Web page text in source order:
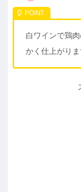
白ワインで鶏
かく仕上がりま